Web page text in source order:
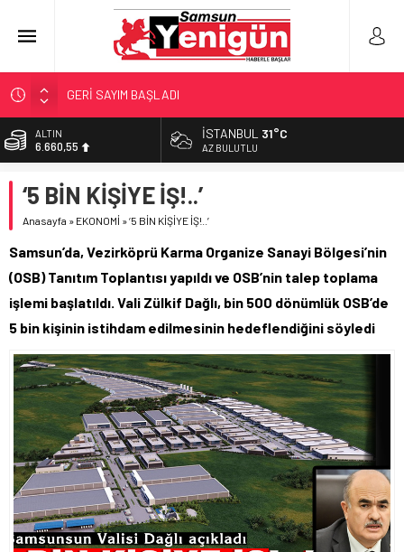
GERİ SAYIM BAŞLADI
SAMSUNSPOR’DA HEDEF 5’İNCİLİK!
‘BAFRA’YA YATIRIM YAPIN!’
YÖNETİCİ SEÇERKEN YAPILAN EN BÜYÜK HATALAR
ALTIN
6.660,55
13.779,39
DOLAR
55,1881
İSTANBUL 31°C
AZ BULUTLU
‘5 BİN KİŞİYE İŞ!..’
Anasayfa » EKONOMİ »‘5 BİN KİŞİYE İŞ!..’
Samsun’da, Vezirköprü Karma Organize Sanayi Bölgesi’nin
(OSB) Tanıtım Toplantısı yapıldı ve OSB’nin talep toplama
işlemi başlatıldı. Vali Zülkif Dağlı, bin 500 dönümlük OSB’de
5 bin kişinin istihdam edilmesinin hedeflendiğini söyledi